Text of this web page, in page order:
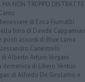
MA NON TROPPO DISTRATTE
di Erica Fiumalbi
birra di Davide Cappannari
posti assurdi di Blue Lama
Canestrelli
di Alberto Arturo Vergani
domenica di Libero Venturi
di Alfredo De Girolamo e